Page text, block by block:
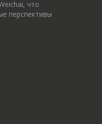
что
перспективы